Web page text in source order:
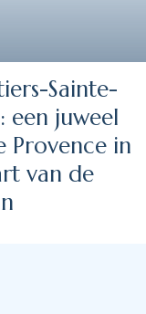
Sainte-
een juweel
Provence in
van de